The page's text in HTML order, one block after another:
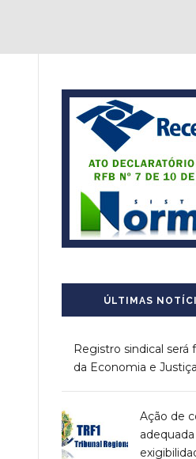
ÚLTIMAS
Registro sindical
da Economia e Justiça
Ação de